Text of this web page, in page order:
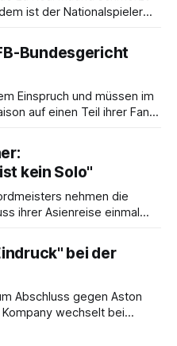
ist der Nationalspieler
Bundesgericht
Einspruch und müssen im
auf einen Teil ihrer Fans
kein Solo"
nehmen die
ihrer Asienreise einmal
bei der
Abschluss gegen Aston
wechselt bei